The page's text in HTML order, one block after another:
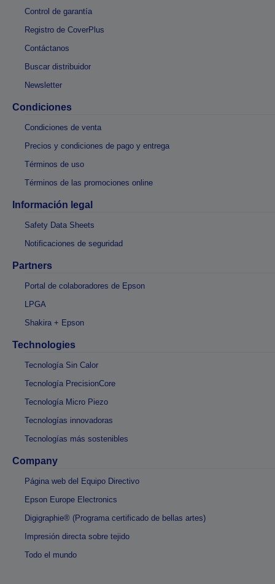
Control de garantía
Registro de CoverPlus
Contáctanos
Buscar distribuidor
Newsletter
Condiciones
Condiciones de venta
Precios y condiciones de pago y entrega
Términos de uso
Términos de las promociones online
Información legal
Safety Data Sheets
Notificaciones de seguridad
Partners
Portal de colaboradores de Epson
LPGA
Shakira + Epson
Technologies
Tecnología Sin Calor
Tecnología PrecisionCore
Tecnología Micro Piezo
Tecnologías innovadoras
Tecnologías más sostenibles
Company
Página web del Equipo Directivo
Epson Europe Electronics
Digigraphie® (Programa certificado de bellas artes)
Impresión directa sobre tejido
Todo el mundo